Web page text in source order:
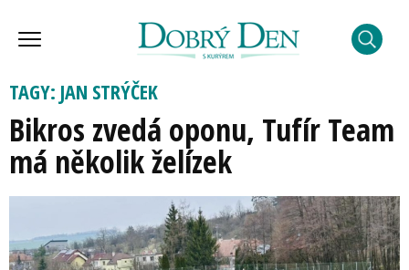
TAGY: JAN STRÝČEK
Bikros zvedá oponu, Tufír Team
má několik želízek